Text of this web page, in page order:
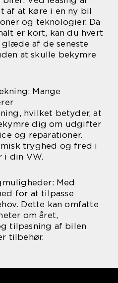
af at køre i en ny bil
og teknologier. Da
er kort, kan du hvert
af de seneste
at skulle bekymre
Mange
hvilket betyder, at
dig om udgifter
og reparationer.
tryghed og fred i
i din VW.
Med
for at tilpasse
Dette kan omfatte
om året,
tilpasning af bilen
tilbehør.